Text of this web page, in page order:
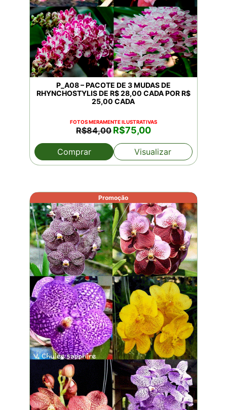
P_A08 – PACOTE DE 3 MUDAS DE
RHYNCHOSTYLIS DE R$ 28,00 CADA POR R$
25,00 CADA
FOTOS MERAMENTE ILUSTRATIVAS
R$84,00 O
preço
original
era:
R$84,00.
R$75,00O
atual
é:
R$75,00.
Comprar Visualizar
Promoção